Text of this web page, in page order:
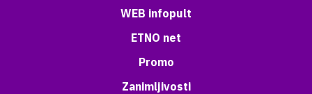
WEB infopult
ETNO net
Promo
Zanimljivosti